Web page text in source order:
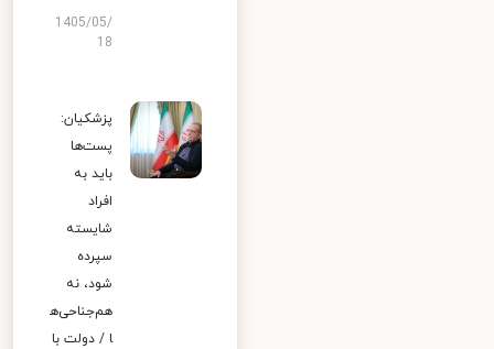
1405/05/
18
پزشکیان:
پست‌ها
باید به
افراد
شایسته
سپرده
شود، نه
هم‌جناحی‌ه
ا / دولت با